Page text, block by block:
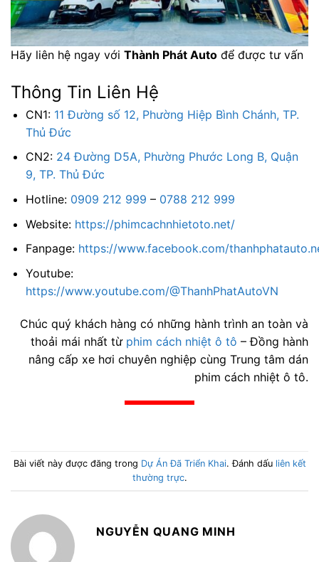
Hãy liên hệ ngay với Thành Phát Auto để được tư vấn
Thông Tin Liên Hệ
CN1: 11 Đường số 12, Phường Hiệp Bình Chánh, TP.
Thủ Đức
CN2: 24 Đường D5A, Phường Phước Long B, Quận
9, TP. Thủ Đức
Hotline: 0909 212 999 – 0788 212 999
Website: https://phimcachnhietoto.net/
Fanpage: https://www.facebook.com/
Youtube:
https://www.youtube.com/@ThanhPhatAutoVN
Chúc quý khách hàng có những hành trình an toàn và
thoải mái nhất từ phim cách nhiệt ô tô – Đồng hành
nâng cấp xe hơi chuyên nghiệp cùng Trung tâm dán
phim cách nhiệt ô tô.
Bài viết này được đăng trong Dự Án Đã Triển Khai. Đánh dấu liên kết
thường trực.
NGUYỄN QUANG MINH